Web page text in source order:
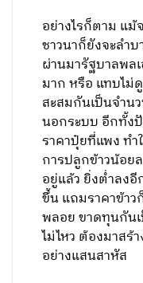
อย่างไรก็ตาม แม้
ชาวนาก็ยังจะลำ
ผ่านมารัฐบาลพล
มาก หรือ แทบไม่
สะสมกันเป็นจำน
นอกระบบ อีกทั้ง
ราคาปุ๋ยที่แพง ทำ
การปลูกข้าวน้อย
อยู่แล้ว ยิ่งต่ำลง
ขึ้น แถมราคาข้า
พลอย ขาดทุนกัน
ไม่ไหว ต้องมาสร้
อย่างแสนสาหัส